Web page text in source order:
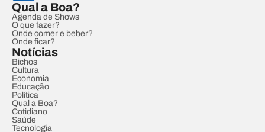
Qual a Boa?
Agenda de Shows
O que fazer?
Onde comer e beber?
Onde ficar?
Notícias
Bichos
Cultura
Economia
Educação
Política
Qual a Boa?
Cotidiano
Saúde
Tecnologia